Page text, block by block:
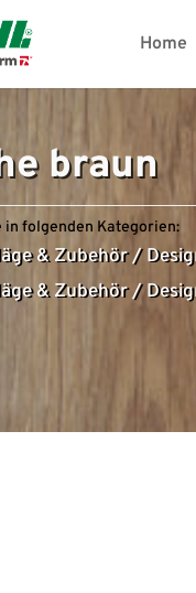
Home
braun
in folgenden Kategorien:
& Zubehör/
& Zubehör/